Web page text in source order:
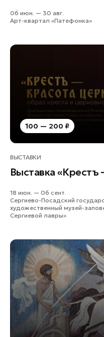
06 июн. — 30 авг.
Арт-квартал «Патефонка»
100 — 200 ₽
ВЫСТАВКИ
Выставка «Крестъ
18 июн. — 06 сент.
Сергиево-Посадский
художественный музей-
Сергиевой лавры»